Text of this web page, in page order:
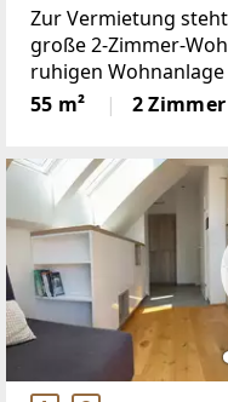
Zur Vermietung
große 2-Zimmer-
ruhigen
Wohnung überzeugt
Raumaufteilung und
55 m² 2 Zimmer